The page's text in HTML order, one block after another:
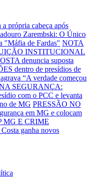
própria cabeça após
Zarembski: O Único
"Máfia de Fardas" NOTA
INSTITUCIONAL
denuncia suposta
dentro de presídios de
“A verdade começou
SEGURANÇA:
com o PCC e levanta
de MG PRESSÃO NO
em MG e colocam
MG E CRIME
ganha novos